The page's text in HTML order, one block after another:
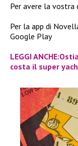
Per avere la vostra
Per la app di
Google Play
LEGGI
costa il super